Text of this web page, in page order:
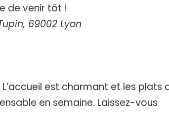
de venir tôt !
69002 Lyon
est charmant et les plats
en semaine. Laissez-vous